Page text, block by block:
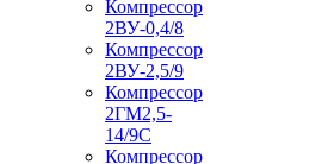
Компрессор
2ВУ-0,4/8
Компрессор
2ВУ-2,5/9
Компрессор
2ГМ2,5-
14/9С
Компрессор